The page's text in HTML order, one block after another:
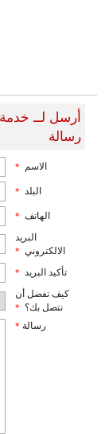
أرسل لــ
رسالة
الاسم *
البلد *
الهاتف *
البريد
الالكتروني *
تأكيد البريد *
كيف تفضل أن
نتصل بك؟ *
رسالة *